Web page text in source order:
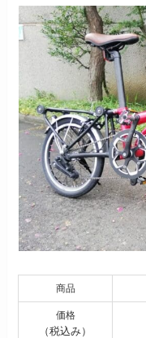
商品
価格
（税込み）